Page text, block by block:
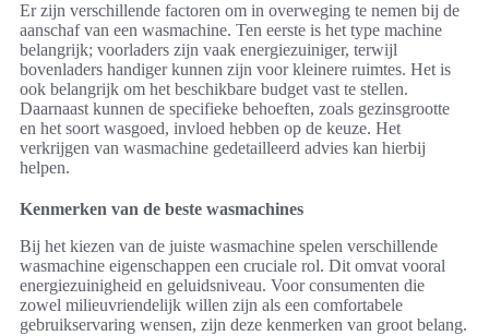
Er zijn verschillende factoren om in overweging te nemen bij de
aanschaf van een wasmachine. Ten eerste is het type machine
belangrijk; voorladers zijn vaak energiezuiniger, terwijl
bovenladers handiger kunnen zijn voor kleinere ruimtes. Het is
ook belangrijk om het beschikbare budget vast te stellen.
Daarnaast kunnen de specifieke behoeften, zoals gezinsgrootte
en het soort wasgoed, invloed hebben op de keuze. Het
verkrijgen van wasmachine gedetailleerd advies kan hierbij
helpen.
Kenmerken van de beste wasmachines
Bij het kiezen van de juiste wasmachine spelen verschillende
wasmachine eigenschappen een cruciale rol. Dit omvat vooral
energiezuinigheid en geluidsniveau. Voor consumenten die
zowel milieuvriendelijk willen zijn als een comfortabele
gebruikservaring wensen, zijn deze kenmerken van groot belang.